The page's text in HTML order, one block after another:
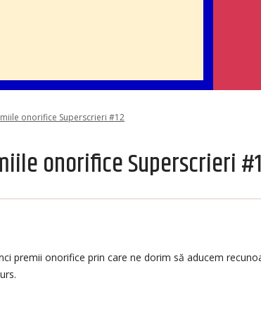
onorifice Superscrieri #12
onorifice Superscrieri
premii onorifice prin care ne dorim să aducem